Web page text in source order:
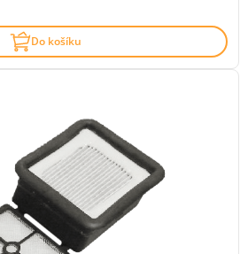
Do košíku